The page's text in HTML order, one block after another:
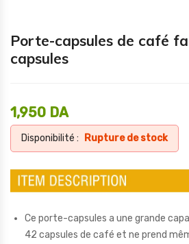
Porte-capsules de café
capsules
1,950 DA
Disponibilité : Rupture de stock
Ce porte-capsules a une grande
42 capsules de café et ne prend